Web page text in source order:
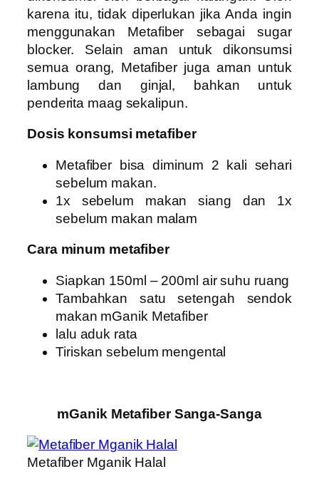
karena itu, tidak diperlukan jika Anda ingin
menggunakan Metafiber sebagai sugar
blocker. Selain aman untuk dikonsumsi
semua orang, Metafiber juga aman untuk
lambung dan ginjal, bahkan untuk
penderita maag sekalipun.
Dosis konsumsi metafiber
Metafiber bisa diminum 2 kali sehari
sebelum makan.
1x sebelum makan siang dan 1x
sebelum makan malam
Cara minum metafiber
Siapkan 150ml – 200ml air suhu ruang
Tambahkan satu setengah sendok
makan mGanik Metafiber
lalu aduk rata
Tiriskan sebelum mengental
mGanik Metafiber Sanga-Sanga
Metafiber Mganik Halal